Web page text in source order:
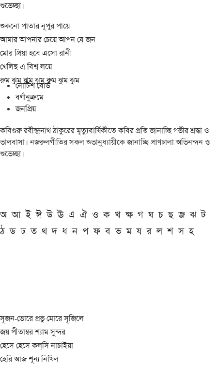
শুভেচ্ছা।
শুকনো পাতার নূপুর পায়ে
আমার আপনার চেয়ে আপন যে জন
মোর প্রিয়া হবে এসো রানী
খেলিছ এ বিশ্ব লয়ে
রুম্ ঝুম্ ঝুম্ ঝুম্ রুম্ ঝুম্ ঝুম্
নোটিশ বোর্ড
বর্ণানুক্রমে
জনপ্রিয়
কবিগুরু রবীন্দ্রনাথ ঠাকুরের মৃত্যুবার্ষিকীতে কবির প্রতি জানাচ্ছি গভীর শ্রদ্ধা ও
ভালবাসা। নজরুলগীতির সকল শুভানুধ্যায়ীকে জানাচ্ছি প্রাণঢালা অভিনন্দন ও
শুভেচ্ছা।
অ আ ই ঈ উ ঊ এ ঐ ও ক খ ক্ষ গ ঘ চ ছ জ ঝ ট
ঠ ড ঢ ত থ দ ধ ন প ফ ব ভ ম য র ল শ স হ
সৃজন-ভোরে প্রভু মোরে সৃজিলে
জয় পীতাম্বর শ্যাম সুন্দর
হেসে হেসে কল্‌সি নাচাইয়া
হেরি আজ শূন্য নিখিল